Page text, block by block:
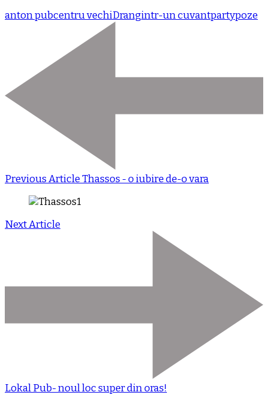
anton pubcentru vechiDrangintr-un cuvantpartypoze
Previous ArticleThassos - o iubire de-o vara
Next Article
Lokal Pub- noul loc super din oras!